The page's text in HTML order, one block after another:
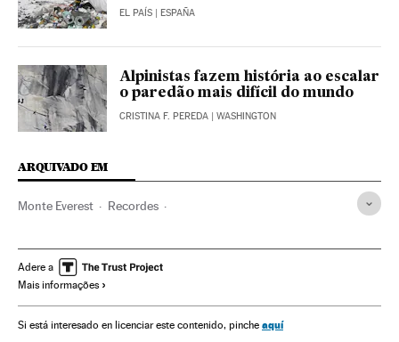
EL PAÍS | ESPAÑA
Alpinistas fazem história ao escalar
o paredão mais difícil do mundo
CRISTINA F. PEREDA | WASHINGTON
ARQUIVADO EM
Monte Everest Recordes
Himalaia Nepal Tibete
Esporte aventura América do Sul América Latina
Adere a
Mais informações
Si está interesado en licenciar este contenido, pinche aquí